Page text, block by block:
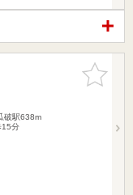
お気に入
りに追加
破駅638m
15分